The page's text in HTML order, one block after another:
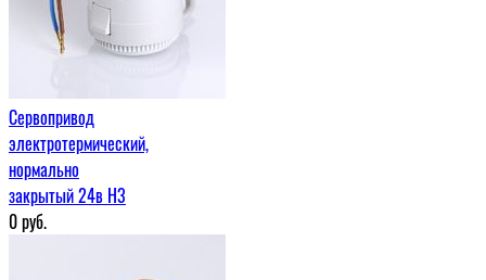
Сервопривод
электротермический,
нормально
закрытый 24в H3
0руб.